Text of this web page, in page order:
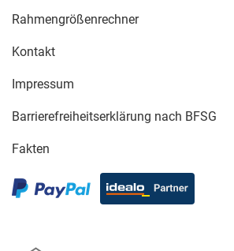
Rahmengrößenrechner
Kontakt
Impressum
Barrierefreiheitserklärung nach BFSG
Fakten